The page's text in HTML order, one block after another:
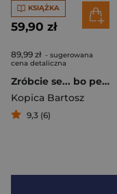
KSIĄŻKA
59,90 zł
89,99 zł - sugerowana
cena detaliczna
Zróbcie se... bo petarda
Kopica Bartosz
9,3 (6)